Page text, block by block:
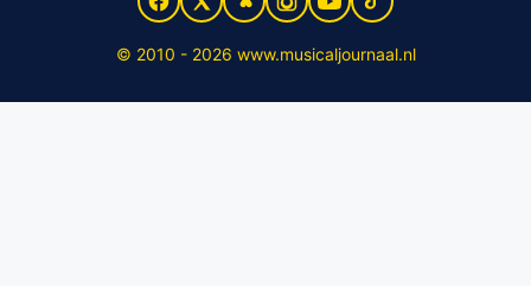
© 2010 - 2026 www.musicaljournaal.nl